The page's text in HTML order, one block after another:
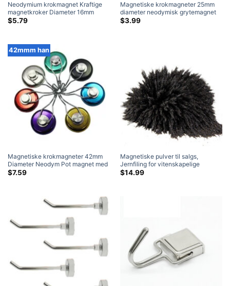
Neodymium krokmagnet Kraftige
magnetkroker Diameter 16mm
magneter
$5.79
Magnetiske krokmagneter 25mm
diameter neodymisk grytemagnet
med krok sterk bergingsverktøy
$3.99
42mmm han
Magnetiske krokmagneter 42mm
Diameter Neodym Pot magnet med
360 Roterende krok Sterk
$7.59
Magnetiske pulver til salgs,
Jernfiling for vitenskapelige
eksperimenter, Jernpulver for
$14.99